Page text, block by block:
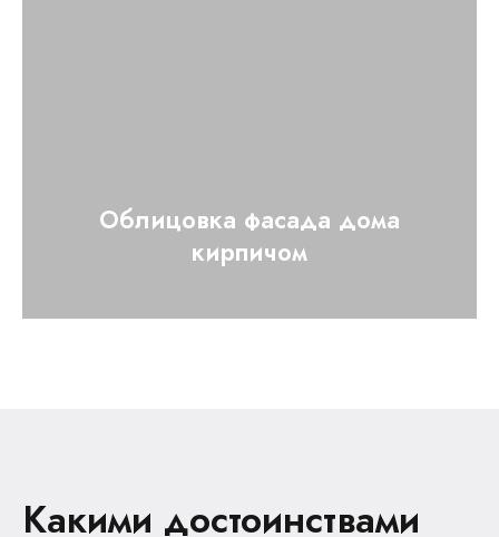
Облицовка фасада дома
кирпичом
Какими достоинствами